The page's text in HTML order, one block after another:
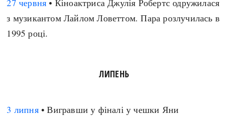
27 червня • Кіноактриса Джулія Робертс одружилася
з музикантом Лайлом Ловеттом. Пара розлучилась в
1995 році.
ЛИПЕНЬ
3 липня• Вигравши у фіналі у чешки Яни